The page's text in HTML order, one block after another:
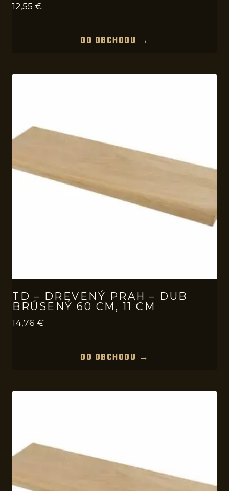
12,55 €
DO OBCHODU →
TD – DREVENÝ PRAH – DUB
BRÚSENÝ 60 CM, 11 CM
14,76 €
DO OBCHODU →